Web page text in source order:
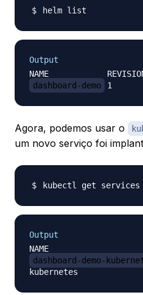
Output
dashboard-demo
Agora, podemos usar o
um novo serviço foi
Output
dashboard-demo-